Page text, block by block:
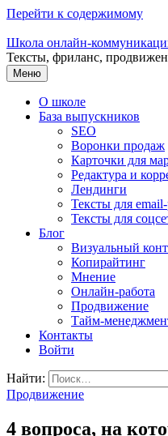
Перейти к содержимому
Школа онлайн-
Тексты, фриланс,
Меню
О школе
База выпускников
SEO
Воронки продаж
Карточки для
Редактура и
Лендинги
Тексты для
Тексты для
Блог
Визуальный
Копирайтинг
Мнение
Онлайн-работа
Продвижение
Тайм-
Контакты
Войти
Найти:
Продвижение
4 вопроса, на